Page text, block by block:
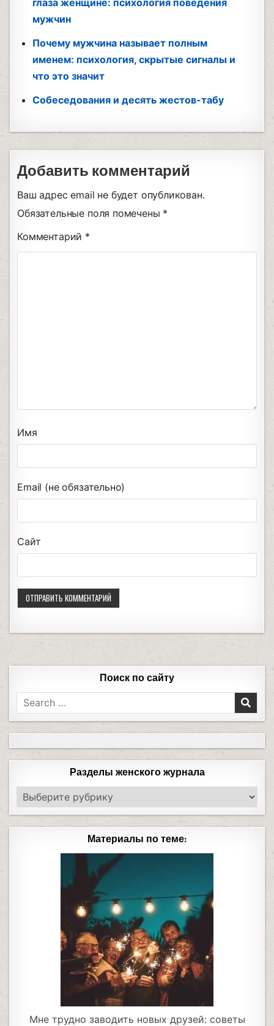
мужчин
Почему мужчина называет полным
именем: психология, скрытые сигналы и
что это значит
Собеседования и десять жестов-табу
Добавить комментарий
Ваш адрес email не будет опубликован.
Обязательные поля помечены *
Комментарий *
Имя
Email (не обязательно)
Сайт
Поиск по сайту
Разделы женского журнала
Материалы по теме:
Мне трудно заводить новых друзей: советы